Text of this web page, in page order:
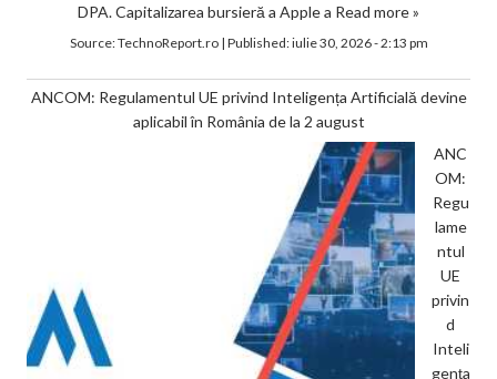
DPA. Capitalizarea bursieră a Apple a Read more »
Source:TechnoReport.ro| Published:iulie 30, 2026 - 2:13 pm
ANCOM: Regulamentul UE privind Inteligența Artificială devine
aplicabil în România de la 2 august
ANC
OM:
Regu
lame
ntul
UE
privin
d
Inteli
gența